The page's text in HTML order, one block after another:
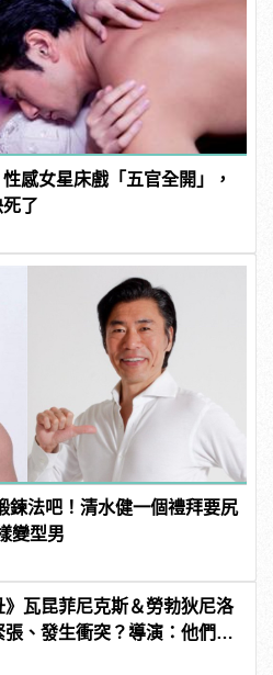
感女星床戲「五官全開」，
了
鍊法吧！清水健一個禮拜要尻
變型男
》瓦昆菲尼克斯＆勞勃狄尼洛
張、發生衝突？導演：他們在